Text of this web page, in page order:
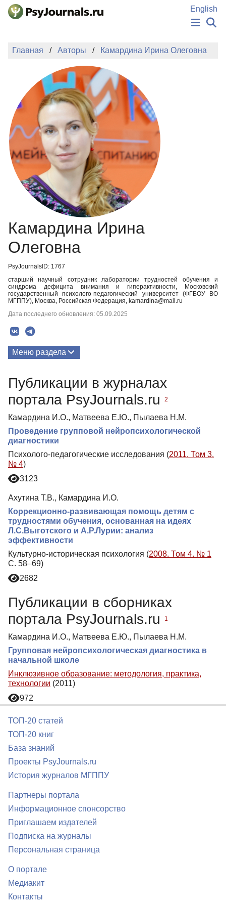
Перейти к основному содержанию
English
НОВОСТИ
АВТОРЫ
ПОДАТЬ РУКОПИСЬ
БАЗА ЗНАНИЙ
КЛЮЧЕВЫЕ СЛОВА
Регистрация
Главная Авторы Камардина Ирина Олеговна
Камардина Ирина
Олеговна
PsyJournalsID: 1767
старший научный сотрудник лаборатории трудностей обучения и
синдрома дефицита внимания и гиперактивности, Московский
государственный психолого-педагогический университет (ФГБОУ ВО
МГППУ), Москва, Российская Федерация, kamardina@mail.ru
Дата последнего обновления: 05.09.2025
Меню раздела
Публикации в журналах
портала PsyJournals.ru
2
Камардина И.О., Матвеева Е.Ю., Пылаева Н.М.
Проведение групповой нейропсихологической
диагностики
Психолого-педагогические исследования (2011. Том 3.
№ 4)
3123
Ахутина Т.В., Камардина И.О.
Коррекционно-развивающая помощь детям с
трудностями обучения, основанная на идеях
Л.С.Выготского и А.Р.Лурии: анализ
эффективности
Культурно-историческая психология (2008. Том 4. № 1
С. 58–69)
2682
Публикации в сборниках
портала PsyJournals.ru
1
Камардина И.О., Матвеева Е.Ю., Пылаева Н.М.
Групповая нейропсихологическая диагностика в
начальной школе
Инклюзивное образование: методология, практика,
технологии (2011)
972
ТОП-20 статей
ТОП-20 книг
База знаний
Проекты PsyJournals.ru
История журналов МГППУ
Партнеры портала
Информационное спонсорство
Приглашаем издателей
Подписка на журналы
Персональная страница
О портале
Медиакит
Контакты